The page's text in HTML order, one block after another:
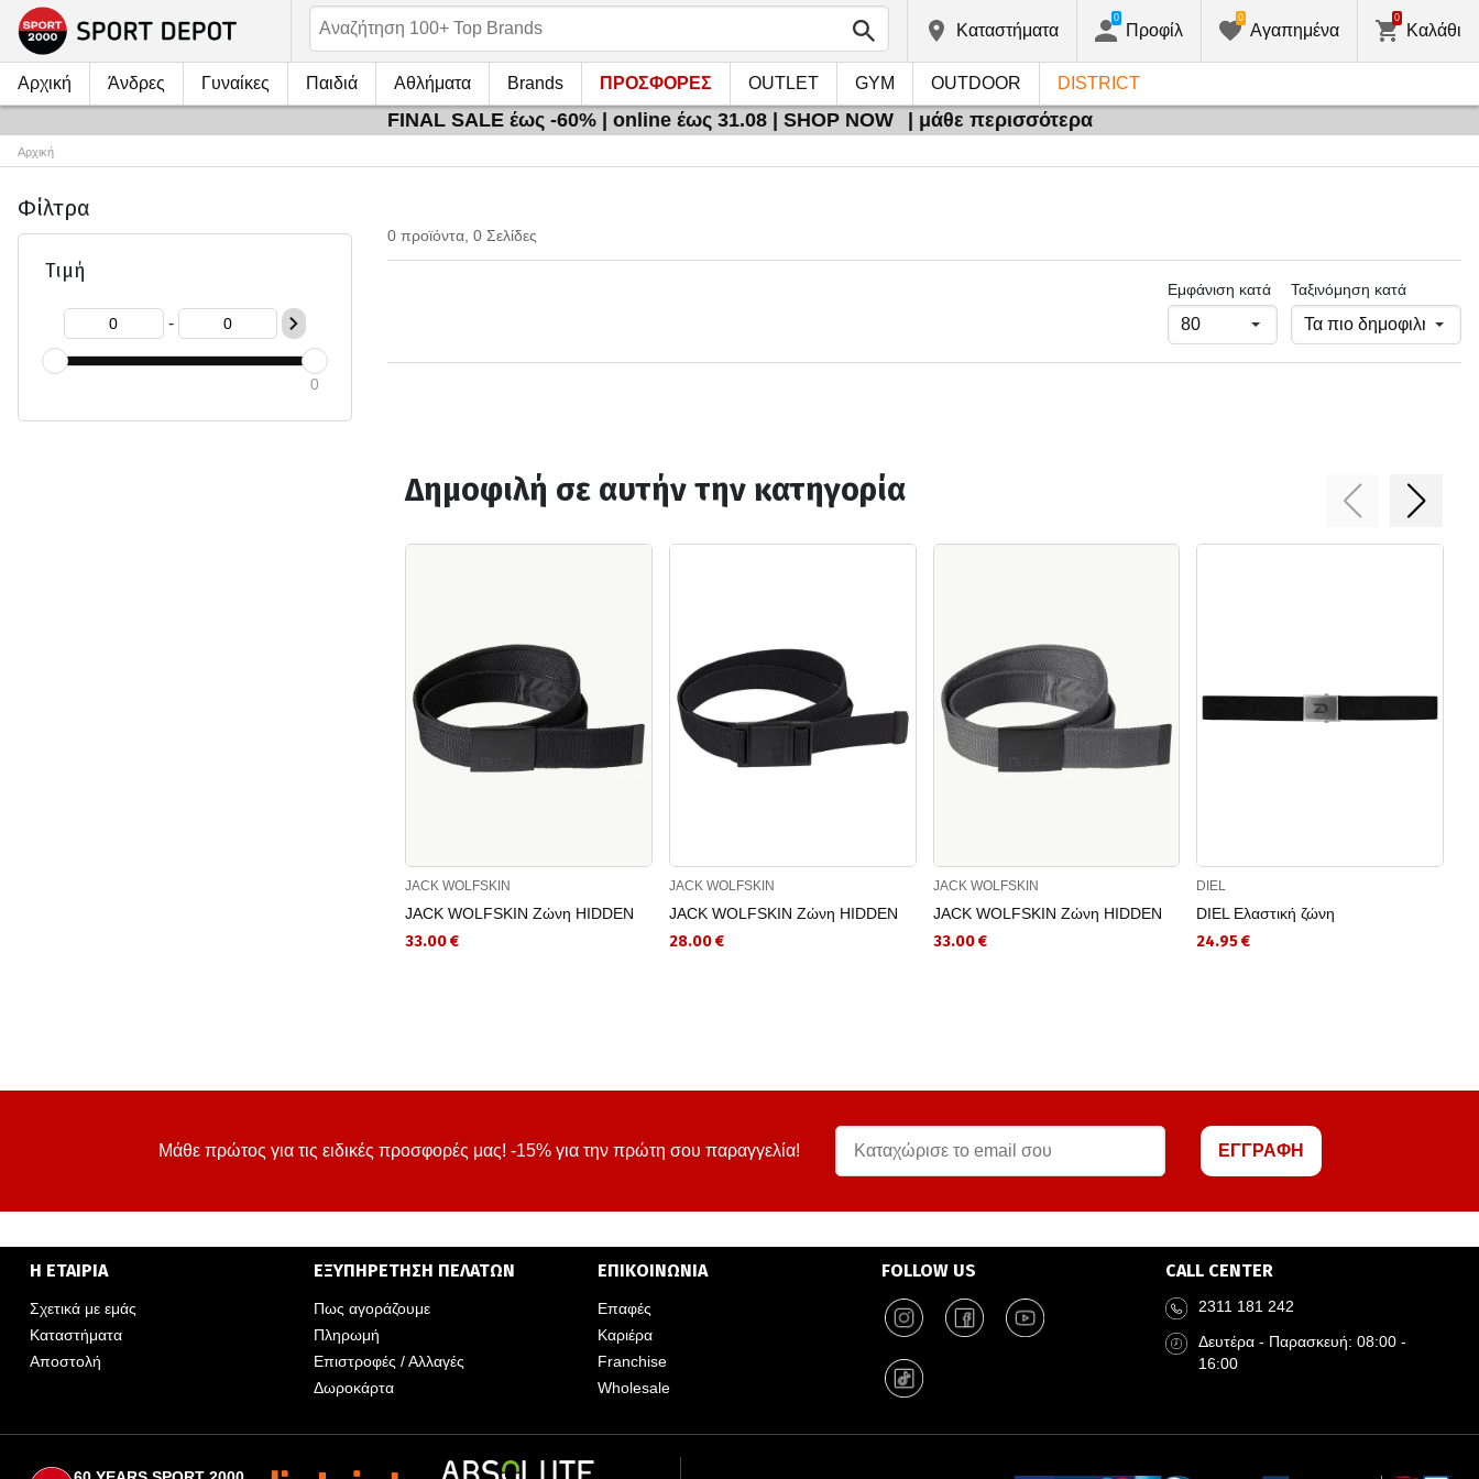
Kαταστήματα Προφίλ
0
Αγαπημένα
0
Καλάθι
0
Αρχική Άνδρες Γυναίκες Παιδιά Αθλήματα Brands ΠΡΟΣΦΟΡΕΣ OUTLET GYM OUTDOOR DISTRICT
FINAL SALE έως -60% | online έως 31.08 | SHOP NOW | μάθε περισσότερα
Αρχική
Φίλτρα
Τιμή
-
0
0 προϊόντα, 0 Σελίδες
Εμφάνιση κατά Ταξινόμηση κατά
Δημοφιλή σε αυτήν την κατηγορία
JACK WOLFSKIN
JACK WOLFSKIN Ζώνη HIDDEN
33.00 €
JACK WOLFSKIN
JACK WOLFSKIN Ζώνη HIDDEN
28.00 €
JACK WOLFSKIN
JACK WOLFSKIN Ζώνη HIDDEN
33.00 €
DIEL
DIEL Ελαστική ζώνη
24.95 €
Μάθε πρώτος για τις ειδικές προσφορές μας! -15% για την πρώτη σου παραγγελία! ΕΓΓΡΑΦΗ
Η ΕΤΑΙΡΙΑ
Σχετικά με εμάς
Καταστήματα
Αποστολή
ΕΞΥΠΗΡΕΤΗΣΗ ΠΕΛΑΤΩΝ
Πως αγοράζουμε
Πληρωμή
Επιστροφές / Αλλαγές
Δωροκάρτα
ΕΠΙΚΟΙΝΩΝΙΑ
Επαφές
Καριέρα
Franchise
Wholesale
FOLLOW US CALL CENTER
2311 181 242
Δευτέρα - Παρασκευή: 08:00 -
16:00